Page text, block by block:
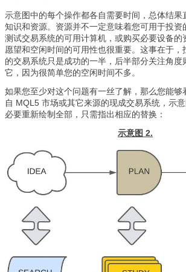
示意图中的每个操作都各自需要时间，总体结果
知识和资源。资源并不一定意味着您可用于投资
测试交易系统的可用计算机，或购买必要设备的
愿望和空闲时间的可用性也很重要。这事在于，
的交易系统只是成功的一半，后半部分关注角度
它，因为很简单您的空闲时间不多。
如果您至少对这个问题有一丝了解，那么您能够
自 MQL5 市场或其它来源的现成交易系统，示
必要重新绘制全部，只需指出相应的替换：
示意图 2.